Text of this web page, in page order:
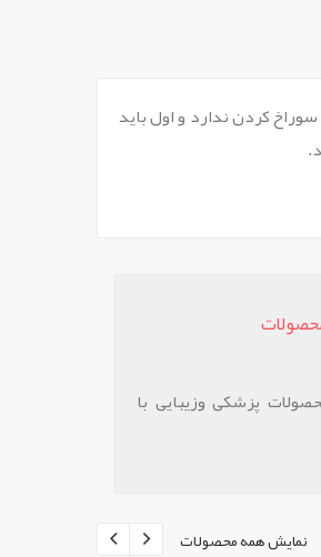
کردن ندارد و اول باید
پزشکی وزیبایی با
نمایش همه محصولات